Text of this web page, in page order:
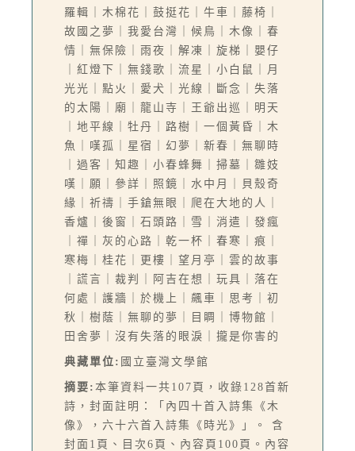
羅輯｜木棉花｜鼓挺花｜牛車｜藤椅｜
故國之夢｜我愛台灣｜候鳥｜木像｜春
情｜無保險｜雨夜｜解凍｜旋梯｜嬰仔
｜紅燈下｜無錢歌｜流星｜小白鼠｜月
光光｜點火｜愛犬｜光線｜斷念｜失落
的太陽｜廟｜龍山寺｜王爺出巡｜明天
｜地平線｜牡丹｜路樹｜一個黃昏｜木
魚｜嘆孤｜星宿｜幻夢｜新春｜無聊時
｜過客｜知趣｜小春蜂舞｜掃墓｜雛妓
嘆｜願｜參詳｜照鏡｜水中月｜貝殼奇
緣｜祈禱｜手鎗無眼｜爬在大地的人｜
香爐｜後窗｜石頭路｜雪｜消遣｜發瘋
｜禪｜灰的心路｜乾一杯｜春寒｜痕｜
寒梅｜桂花｜更樓｜望月亭｜雲的故事
｜謊言｜裁判｜阿吉在想｜玩具｜落在
何處｜護牆｜於機上｜飆車｜思考｜初
秋｜樹蔭｜無聊的夢｜目睭｜博物館｜
田舍夢｜沒有失落的眼淚｜攏是你害的
典藏單位: 國立臺灣文學館
摘要: 本筆資料一共107頁，收錄128首新
詩，封面註明：「內四十首入詩集《木
像》，六十六首入詩集《時光》」。 含
封面1頁、目次6頁、內容頁100頁。內容